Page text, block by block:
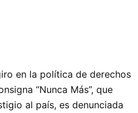
en la política de derechos
“Nunca Más”, que
al país, es denunciada